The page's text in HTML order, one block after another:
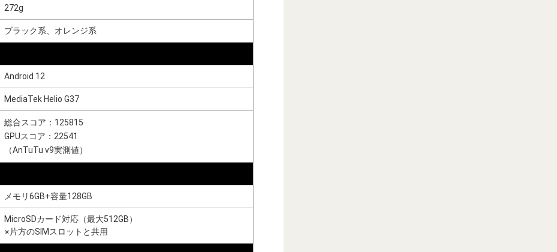
272g
ブラック系、オレンジ系
Android 12
MediaTek Helio G37
総合スコア：125815
GPUスコア：22541
（AnTuTu v9実測値）
メモリ6GB+容量128GB
MicroSDカード対応（最大512GB）
※片方のSIMスロットと共用